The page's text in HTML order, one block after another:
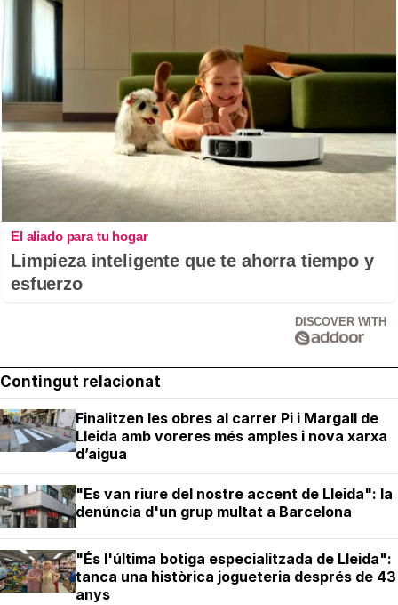
El aliado para tu hogar
Limpieza inteligente que te ahorra tiempo y
esfuerzo
DISCOVER WITH
Contingut relacionat
Finalitzen les obres al carrer Pi i Margall de
Lleida amb voreres més amples i nova xarxa
d’aigua
"Es van riure del nostre accent de Lleida": la
denúncia d'un grup multat a Barcelona
"És l'última botiga especialitzada de Lleida":
tanca una històrica jogueteria després de 43
anys